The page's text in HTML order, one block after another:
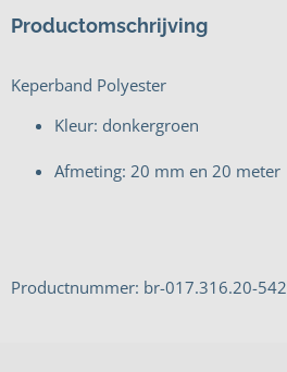
Productomschrijving
Keperband Polyester
Kleur: donkergroen
Afmeting: 20 mm en 20 meter
Productnummer: br-017.316.20-542